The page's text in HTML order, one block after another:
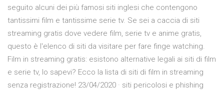
seguito alcuni dei più famosi siti inglesi che contengono
tantissimi film e tantissime serie tv. Se sei a caccia di siti
streaming gratis dove vedere film, serie tv e anime gratis,
questo è l'elenco di siti da visitare per fare finge watching.
Film in streaming gratis: esistono alternative legali ai siti di film
e serie tv, lo sapevi? Ecco la lista di siti di film in streaming
senza registrazione! 23/04/2020 · siti pericolosi e phishing